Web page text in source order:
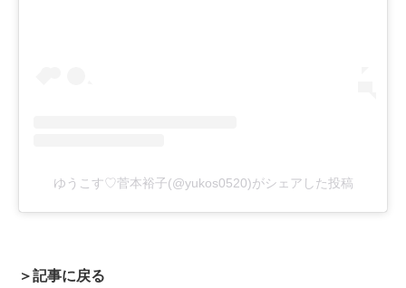
ゆうこす♡菅本裕子(@yukos0520)がシェアした投稿
＞記事に戻る